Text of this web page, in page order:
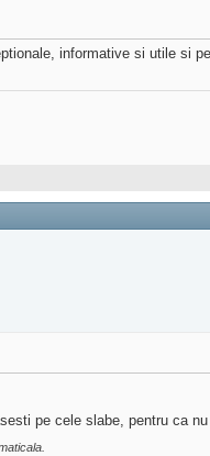
informative si utile si
pe cele slabe, pentru ca